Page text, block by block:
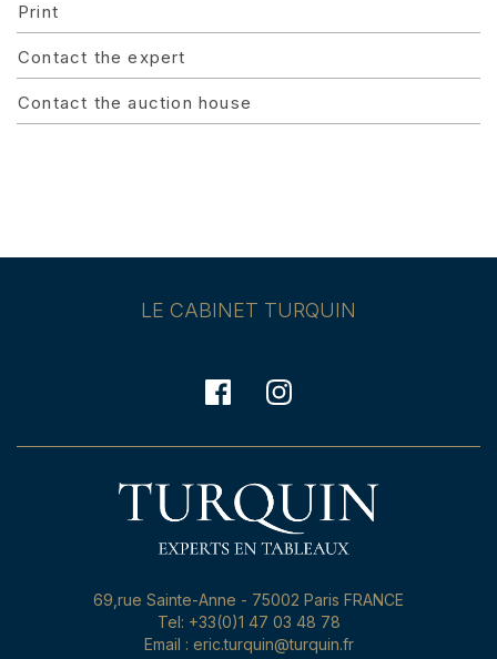
Print
Contact the expert
Contact the auction house
LE CABINET TURQUIN
69,rue Sainte-Anne - 75002 Paris FRANCE
Tel: +33(0)1 47 03 48 78
Email : eric.turquin@turquin.fr